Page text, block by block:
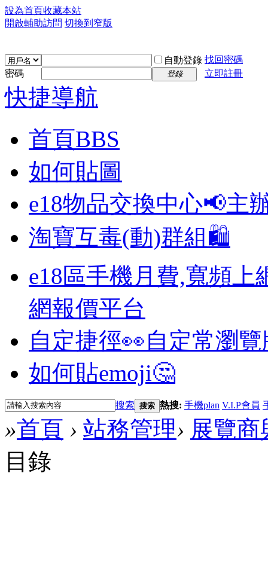
設為首頁收藏本站
開啟輔助訪問 切換到窄版
自動登錄 找回密碼
密碼
登錄 立即註冊
快捷導航
首頁BBS
如何貼圖
e18物品交換中心📢主
淘寶互毒(動)群組🛍️
e18區手機月費,寬頻上
網報價平台
自定捷徑👀自定常瀏
如何貼emoji🤔
搜索 搜索 熱搜: 手機plan V.I.P會員
»首頁 › 站務管理› 展覽
目錄